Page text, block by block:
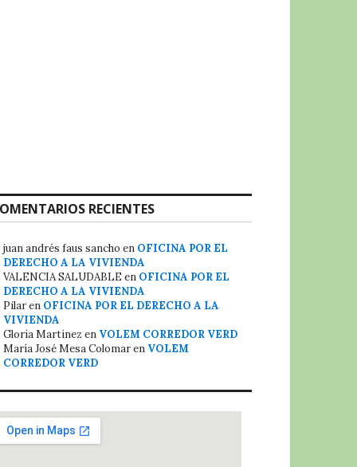
RECIENTES
juan andrés faus sancho en OFICINA POR EL
DERECHO A LA VIVIENDA
VALENCIA SALUDABLE en OFICINA POR EL
DERECHO A LA VIVIENDA
Pilaren OFICINA POR EL DERECHO A LA
VIVIENDA
Gloria Martinez en VOLEM CORREDOR VERD
María José Mesa Colomaren VOLEM
CORREDOR VERD